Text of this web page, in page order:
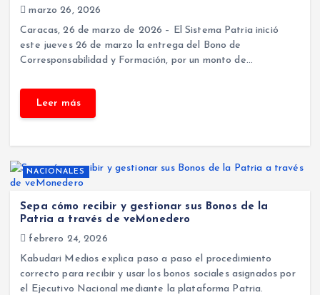
marzo 26, 2026
Caracas, 26 de marzo de 2026 – El Sistema Patria inició
este jueves 26 de marzo la entrega del Bono de
Corresponsabilidad y Formación, por un monto de…
NACIONALES
Sepa cómo recibir y gestionar sus Bonos de la
Patria a través de veMonedero
febrero 24, 2026
Kabudari Medios explica paso a paso el procedimiento
correcto para recibir y usar los bonos sociales asignados por
el Ejecutivo Nacional mediante la plataforma Patria.